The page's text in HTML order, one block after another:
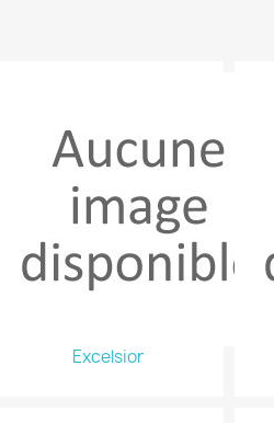
Excelsior